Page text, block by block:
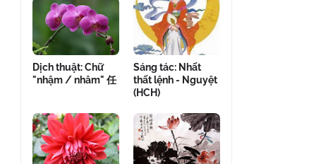
Dịch thuật: Chữ
"nhậm / nhâm" 任
Sáng tác: Nhất
thất lệnh - Nguyệt
(HCH)